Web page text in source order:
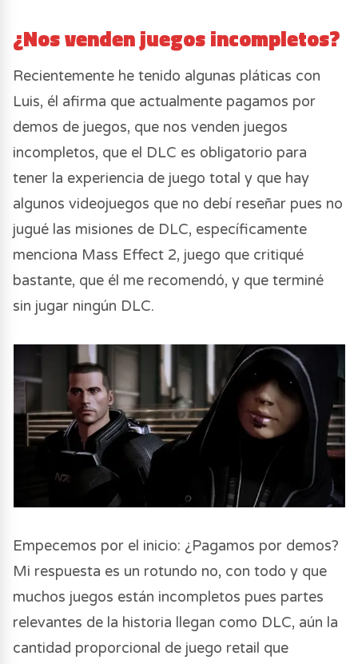
¿Nos venden juegos incompletos?
Recientemente he tenido algunas pláticas con
Luis, él afirma que actualmente pagamos por
demos de juegos, que nos venden juegos
incompletos, que el DLC es obligatorio para
tener la experiencia de juego total y que hay
algunos videojuegos que no debí reseñar pues no
jugué las misiones de DLC, específicamente
menciona Mass Effect 2, juego que critiqué
bastante, que él me recomendó, y que terminé
sin jugar ningún DLC.
Empecemos por el inicio: ¿Pagamos por demos?
Mi respuesta es un rotundo no, con todo y que
muchos juegos están incompletos pues partes
relevantes de la historia llegan como DLC, aún la
cantidad proporcional de juego retail que